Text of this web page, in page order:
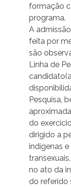
formação
programa.
A
feita por
são
Linha de
Pesquisa,
do
dirigido a
indígenas
no ato da
do referido